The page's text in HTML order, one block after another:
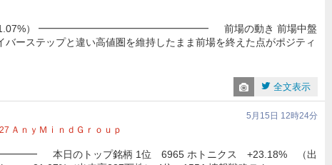
（+21.07%） ━━━━━━━━━━━━━━━━━ 前場の動き 前場中盤
ーステップと違い高値圏を維持したまま前場を終えた点がポジティ
全文表示
5月15日 12時24分
ＡｎｙＭｉｎｄＧｒｏｕｐ
本日のトップ銘柄 1位 6965 ホトニクス +23.18% （出